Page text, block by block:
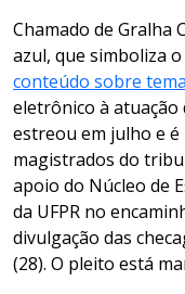
Chamado de Gralha
azul, que simboliza
conteúdo sobre
eletrônico à atuação
estreou em julho e
magistrados do
apoio do Núcleo de
da UFPR no
divulgação das
(28). O pleito está